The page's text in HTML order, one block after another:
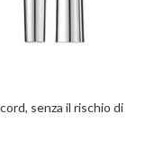
senza il rischio di